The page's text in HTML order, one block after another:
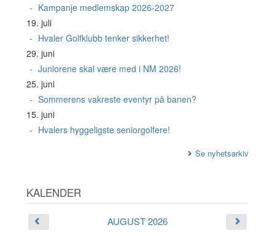
Kampanje medlemskap 2026-2027
19. juli
Hvaler Golfklubb tenker sikkerhet!
29. juni
Juniorene skal være med i NM 2026!
25. juni
Sommerens vakreste eventyr på banen?
15. juni
Hvalers hyggeligste seniorgolfere!
Se nyhetsarkiv
KALENDER
AUGUST 2026